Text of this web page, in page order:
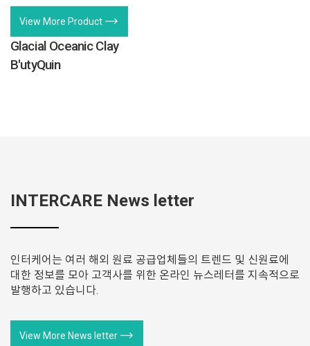
View More Product trending_flat
Glacial Oceanic Clay
B'utyQuin
INTERCARE News letter
인터케어는 여러 해외 원료 공급업체들의 트렌드 및 신원료에
대한 정보를 모아 고객사를 위한 온라인 뉴스레터를 지속적으로
발행하고 있습니다.
View More News letter trending_flat